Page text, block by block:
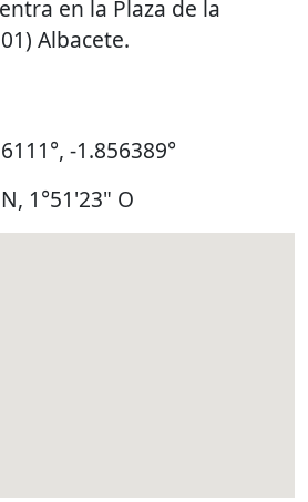
en la Plaza de la
Albacete.
-1.856389°
1°51'23" O